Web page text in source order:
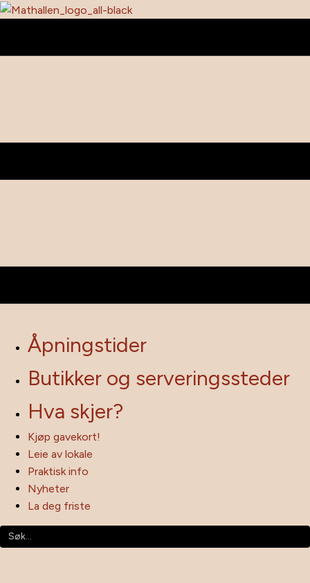
Åpningstider
Butikker og serveringssteder
Hva skjer?
Kjøp gavekort!
Leie av lokale
Praktisk info
Nyheter
La deg friste